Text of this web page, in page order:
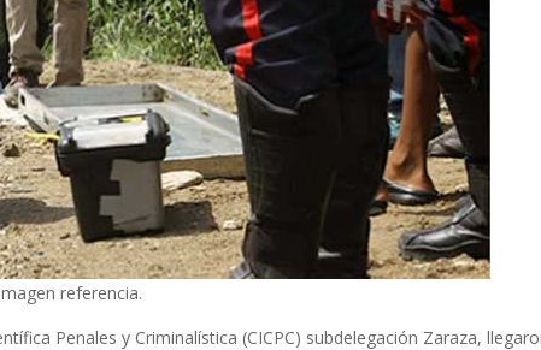
referencia.
Penales y Criminalística (CICPC) subdelegación Zaraza,